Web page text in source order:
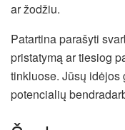
ar žodžiu.
Patartina parašyti
pristatymą ar tiesiog
tinkluose. Jūsų idėjos
potencialių